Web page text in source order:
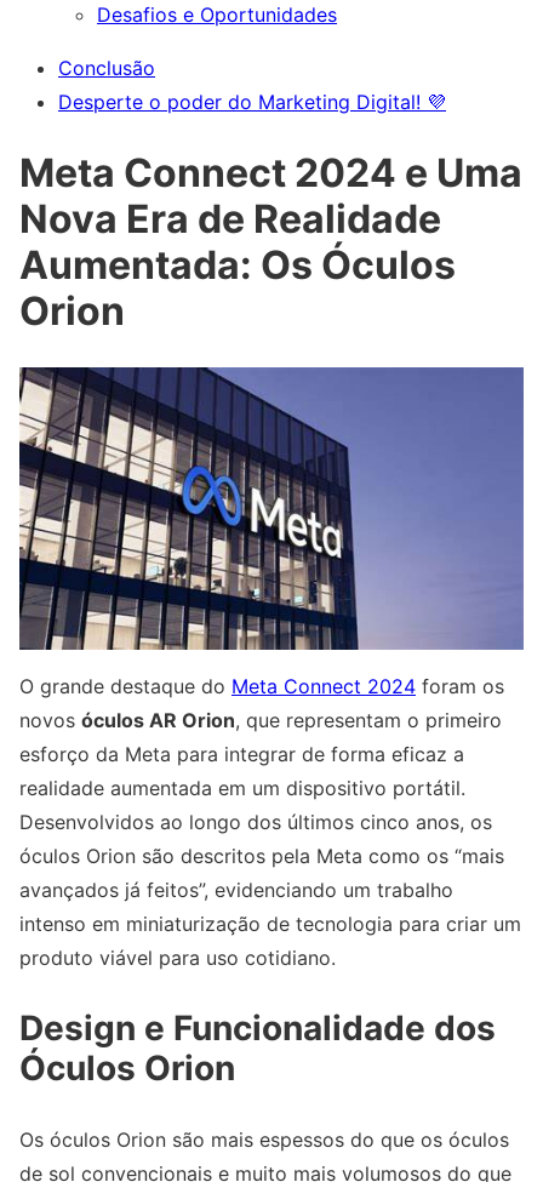
Desafios e Oportunidades
Conclusão
Desperte o poder do Marketing Digital! 💜
Meta Connect 2024 e Uma
Nova Era de Realidade
Aumentada: Os Óculos
Orion
O grande destaque do Meta Connect 2024 foram os
novos óculos AR Orion, que representam o primeiro
esforço da Meta para integrar de forma eficaz a
realidade aumentada em um dispositivo portátil.
Desenvolvidos ao longo dos últimos cinco anos, os
óculos Orion são descritos pela Meta como os “mais
avançados já feitos”, evidenciando um trabalho
intenso em miniaturização de tecnologia para criar um
produto viável para uso cotidiano.
Design e Funcionalidade dos
Óculos Orion
Os óculos Orion são mais espessos do que os óculos
de sol convencionais e muito mais volumosos do que